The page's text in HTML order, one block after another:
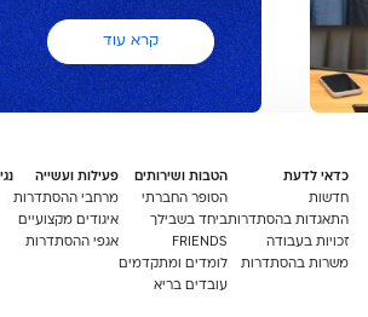
קרא עוד
כדאי לדעת
חדשות
התאגדות בהסתדרות
זכויות בעבודה
משרות בהסתדרות
הטבות ושירותים
הסופר החברתי
ביחד בשבילך
FRIENDS
לומדים ומתקדמים
עובדים בריא
פעילות ועשייה
מרחבי ההסתדרות
איגודים מקצועיים
אגפי ההסתדרות